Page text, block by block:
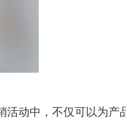
动中，不仅可以为产